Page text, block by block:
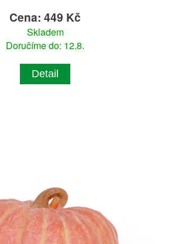
Cena: 449 Kč
Skladem
Doručíme do: 12.8.
Detail